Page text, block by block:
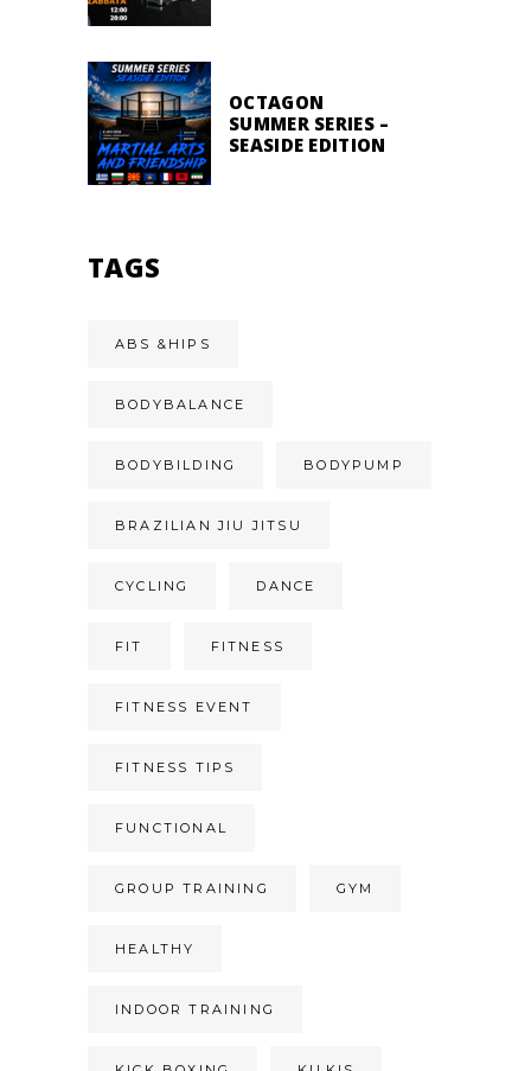
OCTAGON
SUMMER SERIES –
SEASIDE EDITION
TAGS
ABS &HIPS
BODYBALANCE
BODYBILDING BODYPUMP
BRAZILIAN JIU JITSU
CYCLING DANCE
FIT FITNESS
FITNESS EVENT
FITNESS TIPS
FUNCTIONAL
GROUP TRAINING GYM
HEALTHY
INDOOR TRAINING